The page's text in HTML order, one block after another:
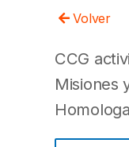
Volver
CCG
Misiones